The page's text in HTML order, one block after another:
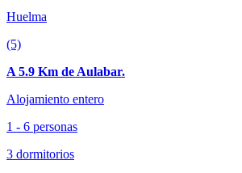
Huelma
(5)
A 5.9 Km de Aulabar.
Alojamiento entero
1 - 6 personas
3 dormitorios